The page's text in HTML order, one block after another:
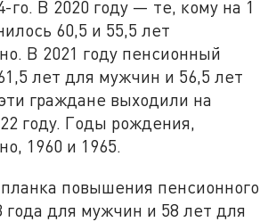
го. В 2020 году — те, кому на 1
60,5 и 55,5 лет
В 2021 году пенсионный
лет для мужчин и 56,5 лет
граждане выходили на
году. Годы рождения,
1960 и 1965.
повышения пенсионного
года для мужчин и 58 лет для